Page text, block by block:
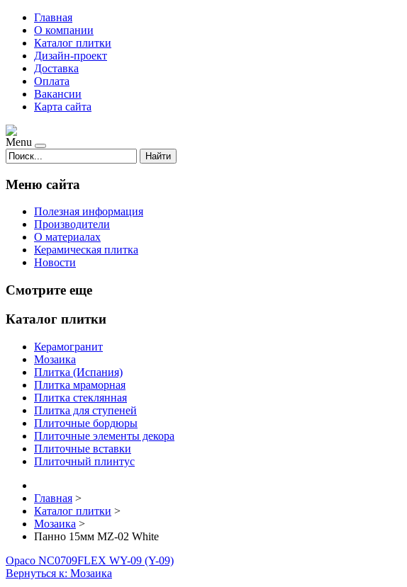
Главная
О компании
Каталог плитки
Дизайн-проект
Доставка
Оплата
Вакансии
Карта сайта
Menu
Найти
Меню сайта
Полезная информация
Производители
О материалах
Керамическая плитка
Новости
Смотрите еще
Каталог плитки
Керамогранит
Мозаика
Плитка (Испания)
Плитка мраморная
Плитка стеклянная
Плитка для ступеней
Плиточные бордюры
Плиточные элементы декора
Плиточные вставки
Плиточный плинтус
Главная >
Каталог плитки >
Мозаика >
Панно 15мм MZ-02 White
Opaco NC0709FLEX WY-09 (Y-09)
Вернуться к: Мозаика